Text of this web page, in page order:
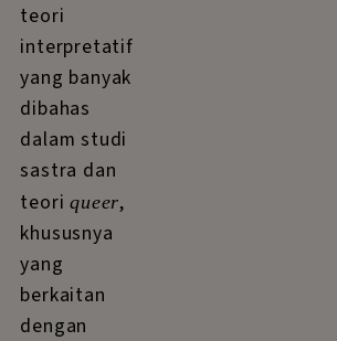
teori
interpretatif
yang banyak
dibahas
dalam studi
sastra dan
teoriqueer,
khususnya
yang
berkaitan
dengan